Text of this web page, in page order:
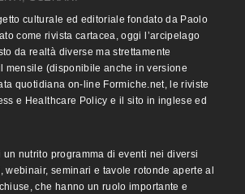
culturale ed editoriale fondato da Paolo
come rivista cartacea, oggi l’arcipelago
da realtà diverse ma strettamente
mensile (disponibile anche in versione
quotidiana on-line Formiche.net, le riviste
e Healthcare Policy e il sito in inglese ed
un nutrito programma di eventi nei diversi
webinair, seminari e tavole rotonde aperte al
che hanno un ruolo importante e